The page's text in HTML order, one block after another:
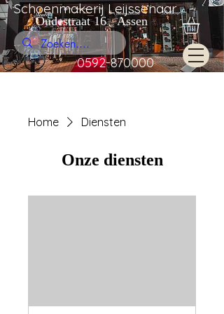
Schoenmakerij Leijssenaar
Oudestraat 16 Assen
0592-870000
Home Diensten
Onze diensten